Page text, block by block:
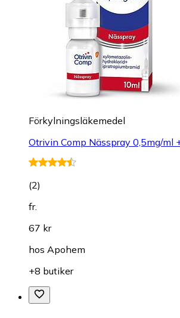
Förkylningsläkemedel
Otrivin Comp Nässpray 0,5mg/ml
(2)
fr.
67 kr
hos Apohem
+8 butiker